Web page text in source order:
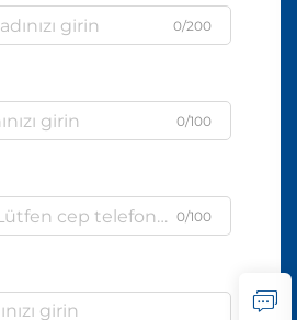
0/200
0/100
0/100